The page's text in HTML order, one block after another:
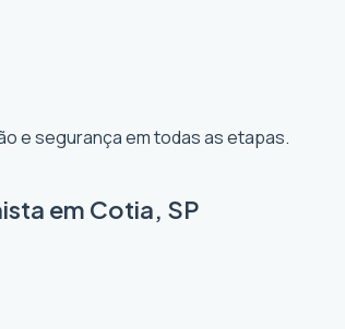
e segurança em todas as etapas.
em Cotia, SP